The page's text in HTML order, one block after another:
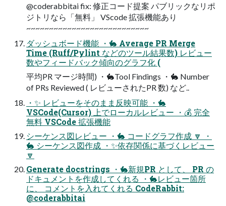
@coderabbitai fix: 修正コード提案 パブリックなリポ
ジトリなら「無料」 VScode 拡張機能あり
~~~~~~~~~~~~~~~~~~~~~~~~~~~
ダッシュボード機能 ・🐇 Average PR Merge
Time (Ruff/Pylint などのツール結果数) レビュー
数やフィードバック傾向のグラフ化 (
平均PR マージ時間) ・🐇Tool Findings ・🐇 Number
of PRs Reviewed ( レビューされたPR 数) など..
・✨ レビューをそのまま反映可能 ・🐇
VSCode(Cursor) 上でローカルレビュー ・💰 完全
無料 VSCode 拡張機能
シーケンス図レビュー ・🐇 コードグラフ作成 🔽 ・
🐇 シーケンス図作成 ・✨依存関係に基づくレビュー
🔽
Generate docstrings ・🐇新規PR として、 PR の
ドキュメントを作成してくれる ・🐇レビュー箇所
に、 コメントを入れてくれる CodeRabbit:
@coderabbitai